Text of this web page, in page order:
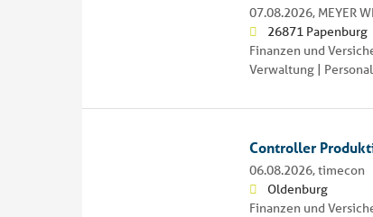
07.08.2026, MEYER
26871 Papenburg
Finanzen und
Verwaltung |
Controller
06.08.2026,timecon
Oldenburg
Finanzen und